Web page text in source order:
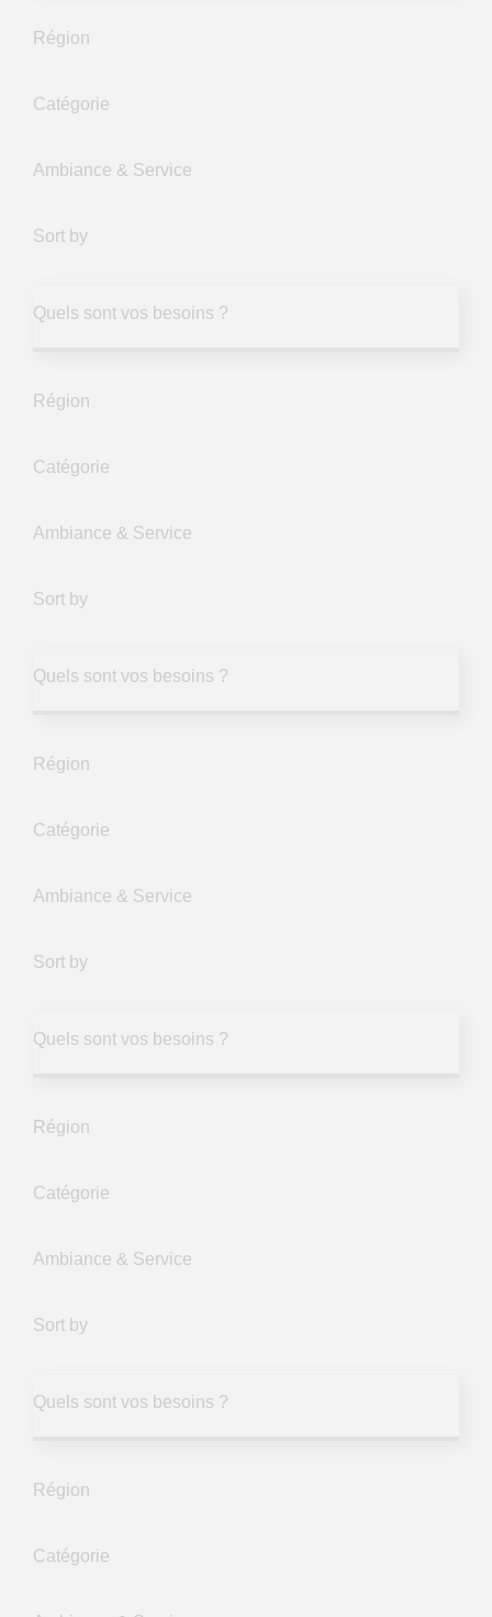
Région
Catégorie
Ambiance & Service
Sort by
Quels sont vos besoins ?
Région
Catégorie
Ambiance & Service
Sort by
Quels sont vos besoins ?
Région
Catégorie
Ambiance & Service
Sort by
Quels sont vos besoins ?
Région
Catégorie
Ambiance & Service
Sort by
Quels sont vos besoins ?
Région
Catégorie